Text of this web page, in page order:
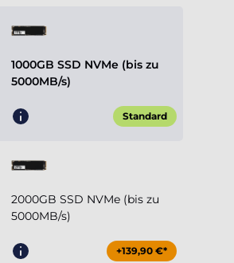
1000GB SSD NVMe (bis zu
5000MB/s)
Standard
2000GB SSD NVMe (bis zu
5000MB/s)
+139,90 €*